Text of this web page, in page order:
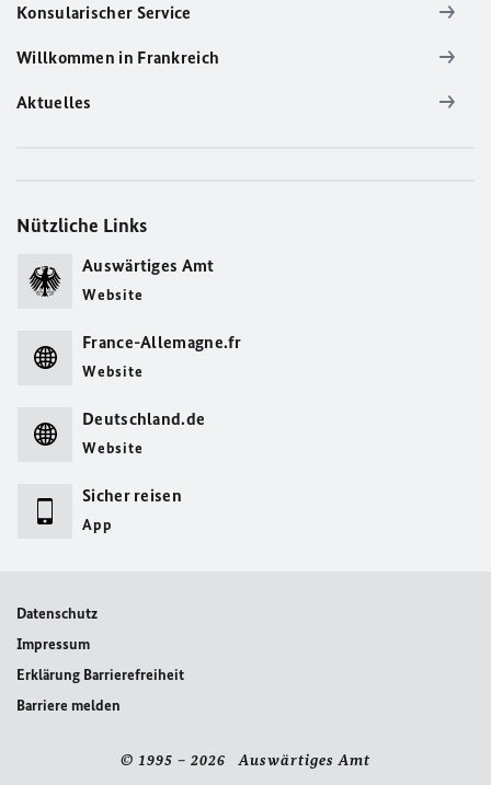
Konsularischer Service
Willkommen in Frankreich
Aktuelles
Nützliche Links
Auswärtiges Amt
Website
France-Allemagne.fr
Website
Deutschland.de
Website
Sicher reisen
App
Datenschutz
Impressum
Erklärung Barrierefreiheit
Barriere melden
© 1995 – 2026 Auswärtiges Amt